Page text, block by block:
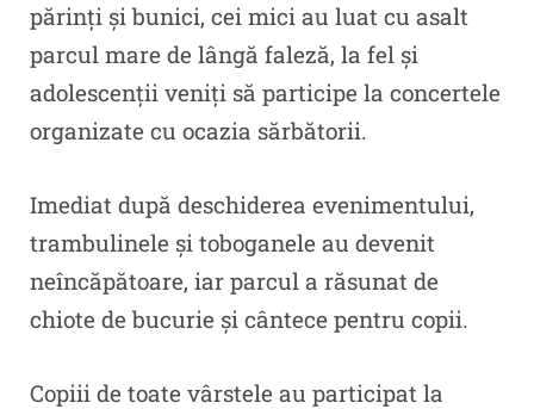
părinți și bunici, cei mici au luat cu asalt
parcul mare de lângă faleză, la fel și
adolescenții veniți să participe la concertele
organizate cu ocazia sărbătorii.
Imediat după deschiderea evenimentului,
trambulinele și toboganele au devenit
neîncăpătoare, iar parcul a răsunat de
chiote de bucurie și cântece pentru copii.
Copiii de toate vârstele au participat la